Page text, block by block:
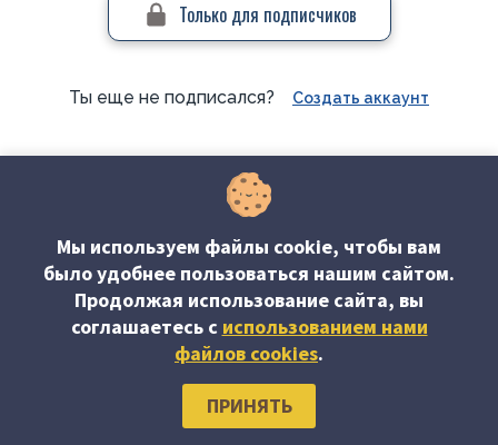
Только для подписчиков
Ты еще не подписался? Создать аккаунт
Редакция журнала
Подписка
Мы используем файлы cookie, чтобы вам
было удобнее пользоваться нашим сайтом.
Продолжая использование сайта, вы
соглашаетесь c использованием нами
файлов cookies.
ПРИНЯТЬ